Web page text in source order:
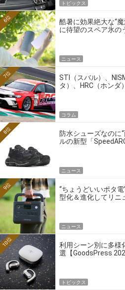
トピックス
酷暑に効果絶大な“
に待望のスペア氷の
6位
ニュース
STI（スバル）、
タ）、HRC（ホンダ
7位
コラム
防水シューズなのに
ルの新型「
8位
ニュース
“ちょうどいいポタ
型化＆進化してリニ
9位
ニュース
利用シーン別に多様
選【GoodsPress
10位
トピックス